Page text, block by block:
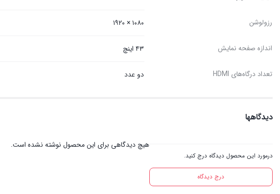
رزولوشن ۱۰۸۰ × ۱۹۲۰
اندازه صفحه نمایش ۴۳ اینچ
تعداد درگاه‌های HDMI دو عدد
دیدگاهها
درمورد این محصول دیدگاه درج کنید.
درج دیدگاه
هیچ دیدگاهی برای این محصول نوشته نشده است.